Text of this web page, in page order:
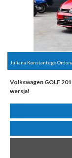
Juliana Konstantego
Volkswagen GOLF
wersja!